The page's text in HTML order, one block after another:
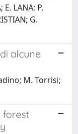
E. LANA; P.
G.
alcune
M. Torrisi;
forest